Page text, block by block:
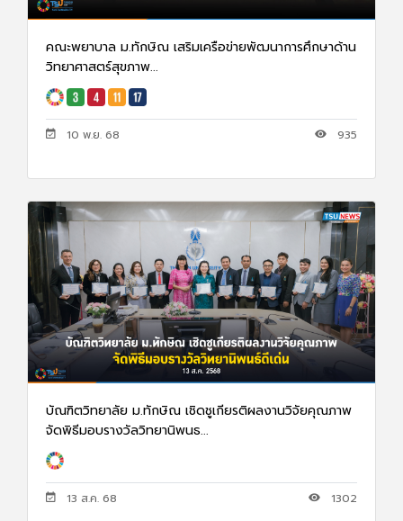
คณะพยาบาล ม.ทักษิณ เสริมเครือข่ายพัฒนาการศึกษาด้าน
วิทยาศาสตร์สุขภาพ...
10 พ.ย. 68 935
บัณฑิตวิทยาลัย ม.ทักษิณ เชิดชูเกียรติผลงานวิจัยคุณภาพ
จัดพิธีมอบรางวัลวิทยานิพนธ...
13 ส.ค. 68 1302